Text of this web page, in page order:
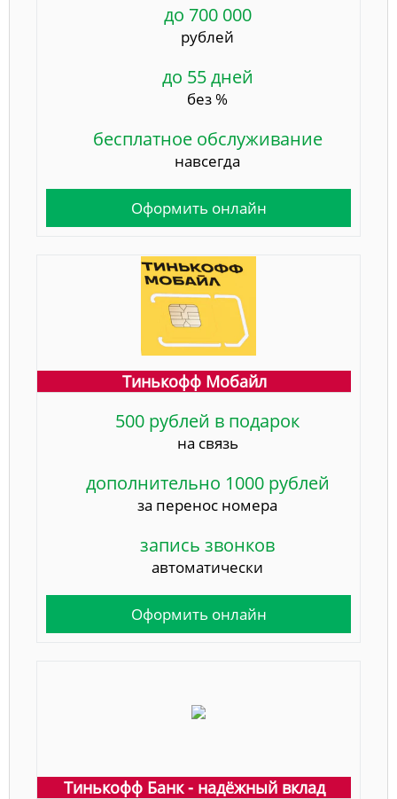
до 700 000
рублей
до 55 дней
без %
бесплатное обслуживание
навсегда
Оформить онлайн
Тинькофф Мобайл
500 рублей в подарок
на связь
дополнительно 1000 рублей
за перенос номера
запись звонков
автоматически
Оформить онлайн
Тинькофф Банк - надёжный вклад